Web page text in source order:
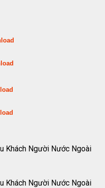
Khách Người Nước Ngoài
Khách Người Nước Ngoài